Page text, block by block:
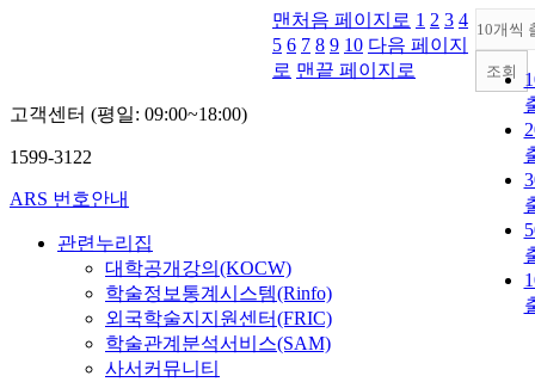
10개씩
조회
맨처음 페이지로 1 2 3 4
5 6 7 8 9 10 다음 페이지
로 맨끝 페이지로
고객센터 (평일: 09:00~18:00)
1599-3122
ARS 번호안내
관련누리집
대학공개강의(KOCW)
학술정보통계시스템(Rinfo)
외국학술지지원센터(FRIC)
학술관계분석서비스(SAM)
사서커뮤니티